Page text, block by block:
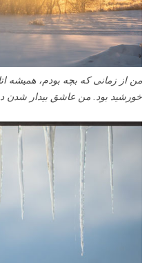
من از زمانی که بچه بودم، همیشه
خورشید بود. من عاشق بیدار شدن